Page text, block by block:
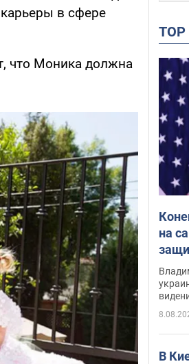
в сфере
что Моника должна
на
В